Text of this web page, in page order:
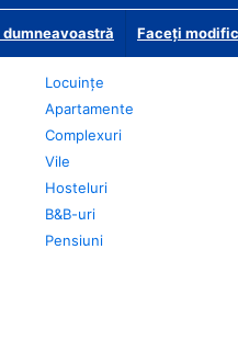
Faceți
Locuințe
Apartamente
Complexuri
Vile
Hosteluri
B&B-uri
Pensiuni